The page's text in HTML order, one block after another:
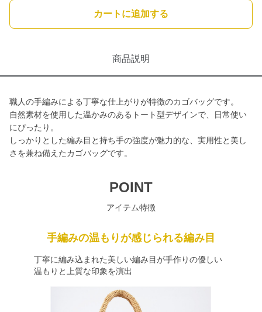
カートに追加する
商品説明
職人の手編みによる丁寧な仕上がりが特徴のカゴバッグです。
自然素材を使用した温かみのあるトート型デザインで、日常使い
にぴったり。
しっかりとした編み目と持ち手の強度が魅力的な、実用性と美し
さを兼ね備えたカゴバッグです。
POINT
アイテム特徴
手編みの温もりが感じられる編み目
丁寧に編み込まれた美しい編み目が手作りの優しい
温もりと上質な印象を演出